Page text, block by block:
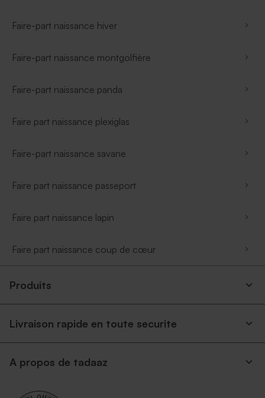
Faire-part naissance hiver
Faire-part naissance montgolfière
Faire-part naissance panda
Faire part naissance plexiglas
Faire-part naissance savane
Faire part naissance passeport
Faire part naissance lapin
Faire part naissance coup de cœur
Produits
Livraison rapide en toute securite
A propos de tadaaz